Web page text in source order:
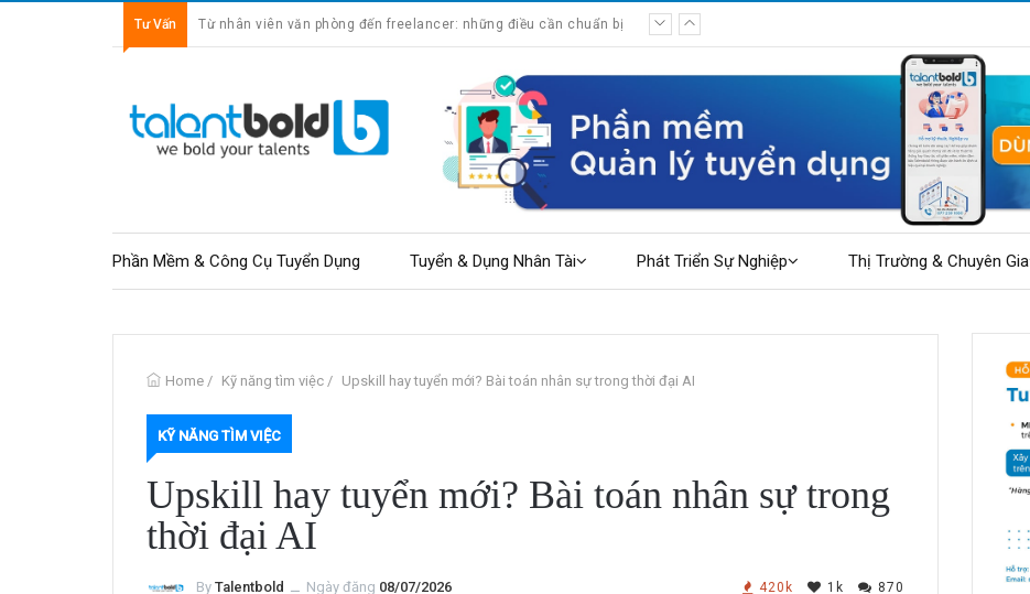
Tư Vấn Freelancer là tự do thời gian hay đánh đổi sự ổn định?
Phần Mềm & Công Cụ Tuyển Dụng Tuyển & Dụng Nhân Tài Phát Triển Sự Nghiệp Thị Trường & Chuyên Gia
Home / Kỹ năng tìm việc / Upskill hay tuyển mới? Bài toán nhân sự trong thời đại AI
KỸ NĂNG TÌM VIỆC
Upskill hay tuyển mới? Bài toán nhân sự trong
thời đại AI
By Talentbold ــ Ngày đăng 08/07/2026 420k 1k 870